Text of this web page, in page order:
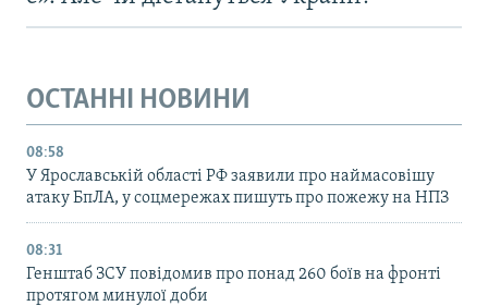
ОСТАННІ НОВИНИ
08:58
У Ярославській області РФ заявили про наймасовішу
атаку БпЛА, у соцмережах пишуть про пожежу на НПЗ
08:31
Генштаб ЗСУ повідомив про понад 260 боїв на фронті
протягом минулої доби